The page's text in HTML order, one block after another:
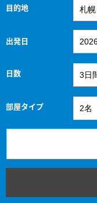
目的地
出発日
日数
部屋タイプ